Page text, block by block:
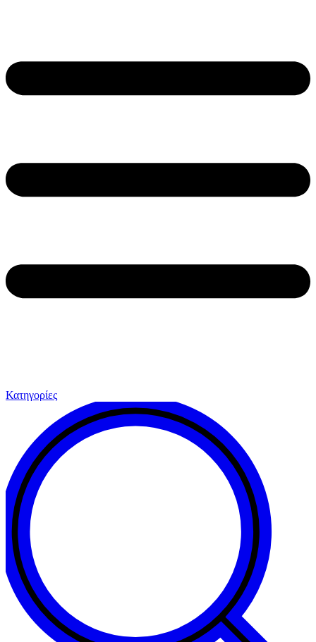
Κατηγορίες